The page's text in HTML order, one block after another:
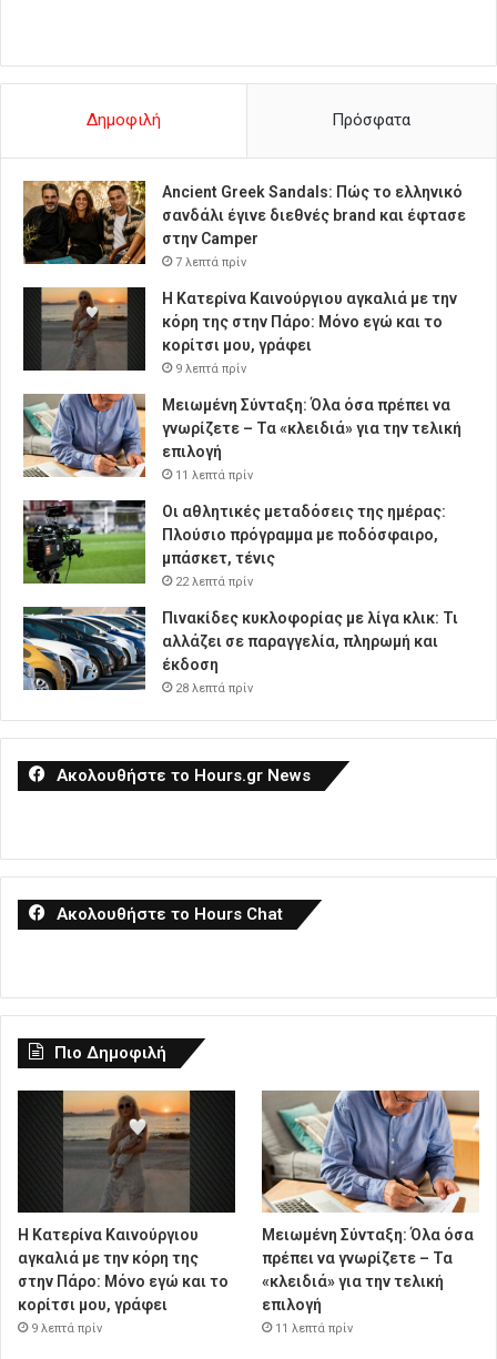
Δημοφιλή Πρόσφατα
Ancient Greek Sandals: Πώς το ελληνικό
σανδάλι έγινε διεθνές brand και έφτασε
στην Camper
7 λεπτά πρίν
Η Κατερίνα Καινούργιου αγκαλιά με την
κόρη της στην Πάρο: Μόνο εγώ και το
κορίτσι μου, γράφει
9 λεπτά πρίν
Μειωμένη Σύνταξη: Όλα όσα πρέπει να
γνωρίζετε – Τα «κλειδιά» για την τελική
επιλογή
11 λεπτά πρίν
Οι αθλητικές μεταδόσεις της ημέρας:
Πλούσιο πρόγραμμα με ποδόσφαιρο,
μπάσκετ, τένις
22 λεπτά πρίν
Πινακίδες κυκλοφορίας με λίγα κλικ: Τι
αλλάζει σε παραγγελία, πληρωμή και
έκδοση
28 λεπτά πρίν
Ακολουθήστε το Hours.gr News
Ακολουθήστε το Hours Chat
Πιο Δημοφιλή
Η Κατερίνα Καινούργιου
αγκαλιά με την κόρη της
στην Πάρο: Μόνο εγώ και το
κορίτσι μου, γράφει
9 λεπτά πρίν
Μειωμένη Σύνταξη: Όλα όσα
πρέπει να γνωρίζετε – Τα
«κλειδιά» για την τελική
επιλογή
11 λεπτά πρίν